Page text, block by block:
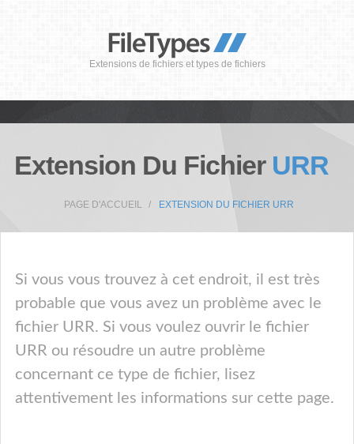
Extensions de fichiers et types de fichiers
Extension Du Fichier URR
PAGE D'ACCUEIL EXTENSION DU FICHIER URR
Si vous vous trouvez à cet endroit, il est très
probable que vous avez un problème avec le
fichier URR. Si vous voulez ouvrir le fichier
URR ou résoudre un autre problème
concernant ce type de fichier, lisez
attentivement les informations sur cette page.